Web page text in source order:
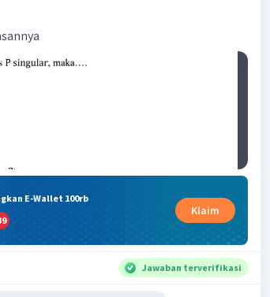
E-Wallet 100rb
Klaim
Jawaban terverifikasi